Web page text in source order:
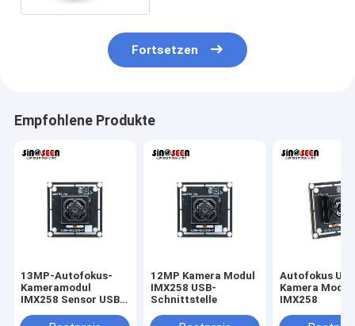
Fortsetzen
Empfohlene Produkte
13MP-Autofokus-
Kameramodul
IMX258 Sensor USB-
12MP Kamera Modul
IMX258 USB-
Schnittstelle
Autofokus
Kamera Modul
IMX258